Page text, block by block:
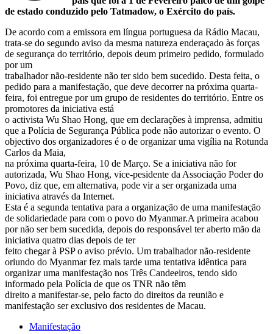
de estado conduzido pelo Tatmadow, o Exército do país.
De acordo com a emissora em língua portuguesa da Rádio Macau,
trata-se do segundo aviso da mesma natureza enderaçado às forças
de segurança do território, depois deum primeiro pedido, formulado
por um
trabalhador não-residente não ter sido bem sucedido. Desta feita, o
pedido para a manifestação, que deve decorrer na próxima quarta-
feira, foi entregue por um grupo de residentes do território. Entre os
promotores da iniciativa está
o activista Wu Shao Hong, que em declarações à imprensa, admitiu
que a Polícia de Segurança Pública pode não autorizar o evento. O
objectivo dos organizadores é o de organizar uma vigília na Rotunda
Carlos da Maia,
na próxima quarta-feira, 10 de Março. Se a iniciativa não for
autorizada, Wu Shao Hong, vice-pesidente da Associação Poder do
Povo, diz que, em alternativa, pode vir a ser organizada uma
iniciativa através da Internet.
Esta é a segunda tentativa para a organização de uma manifestação
de solidariedade para com o povo do Myanmar.A primeira acabou
por não ser bem sucedida, depois do responsável ter aberto mão da
iniciativa quatro dias depois de ter
feito chegar à PSP o aviso prévio. Um trabalhador não-residente
oriundo do Myanmar fez mais tarde uma tentativa idêntica para
organizar uma manifestação nos Três Candeeiros, tendo sido
informado pela Polícia de que os TNR não têm
direito a manifestar-se, pelo facto do direitos da reunião e
manifestação ser exclusivo dos residentes de Macau.
Manifestação